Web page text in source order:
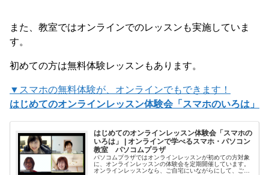
また、教室ではオンラインでのレッスンも実施していま
す。
初めての方は無料体験レッスンもあります。
▼スマホの無料体験が、オンラインでもできます！
はじめてのオンラインレッスン体験会「スマホのいろは」
はじめてのオンラインレッスン体験会「スマホの
いろは」 | オンラインで学べるスマホ・パソコン
教室 パソコムプラザ
パソコムプラザではオンラインレッスンが初めての方対象
に、オンラインレッスンの体験会を定期開催しています。
オンラインレッスンなら、ご自宅にいながらにして、ご自